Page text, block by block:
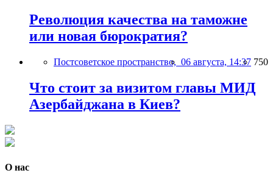
Революция качества на таможне
или новая бюрократия?
Постсоветское пространство, 06 августа, 14:37 750
Что стоит за визитом главы МИД
Азербайджана в Киев?
О нас